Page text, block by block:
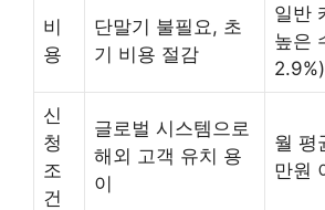
비
용
단말기 불필요, 초
기 비용 절감
일반
높은
2.9%)
신
청
조
건
글로벌 시스템으로
해외 고객 유치 용
이
월 평
만원